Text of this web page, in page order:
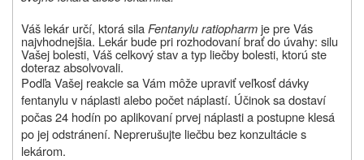
Váš lekár určí, ktorá sila Fentanylu ratiopharmje pre Vás
najvhodnejšia. Lekár bude pri rozhodovaní brať do úvahy: silu
Vašej bolesti, Váš celkový stav a typ liečby bolesti, ktorú ste
doteraz absolvovali.
Podľa Vašej reakcie sa Vám môže upraviť veľkosť dávky
fentanylu v náplasti alebo počet náplastí. Účinok sa dostaví
počas 24 hodín po aplikovaní prvej náplasti a postupne klesá
po jej odstránení. Neprerušujte liečbu bez konzultácie s
lekárom.